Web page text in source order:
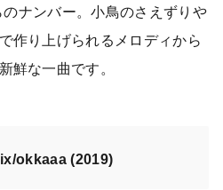
のナンバー。小鳥のさえずりや
作り上げられるメロディから
鮮な一曲です。
okkaaa (2019)